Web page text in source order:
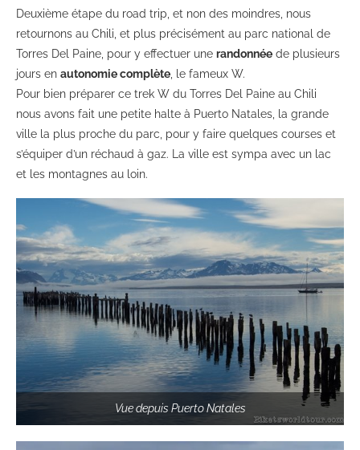
Deuxième étape du road trip, et non des moindres, nous
retournons au Chili, et plus précisément au parc national de
Torres Del Paine, pour y effectuer une randonnée de plusieurs
jours en autonomie complète , le fameux W.
Pour bien préparer ce trek W du Torres Del Paine au Chili
nous avons fait une petite halte à Puerto Natales, la grande
ville la plus proche du parc, pour y faire quelques courses et
s’équiper d’un réchaud à gaz. La ville est sympa avec un lac
et les montagnes au loin.
Vue depuis Puerto Natales